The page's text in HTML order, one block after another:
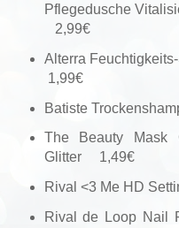
Pflegedusche
2,99€
Alterra
1,99€
Batiste
The Beauty Mask
Glitter 1,49€
Rival <3 Me HD
Rival de Loop Nail